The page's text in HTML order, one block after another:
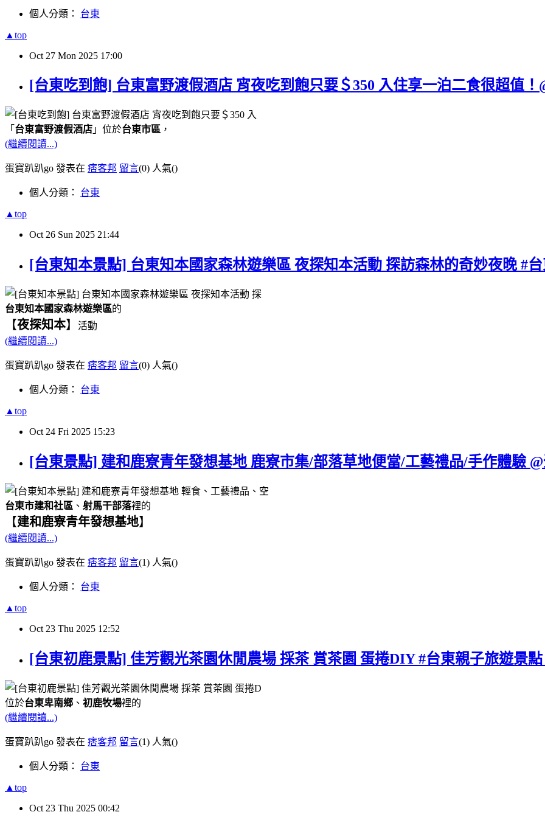
個人分類： 台東
▲top
Oct 27 Mon 2025 17:00
[台東吃到飽] 台東富野渡假酒店 宵夜吃到飽只要＄350 入住享一泊二食很超值！
「 台東富野渡假酒店 」位於台東市區 ，
(繼續閱讀...)
蛋寶趴趴go 發表在 痞客邦 留言(0) 人氣()
個人分類： 台東
▲top
Oct 26 Sun 2025 21:44
[台東知本景點] 台東知本國家森林遊樂區 夜探知本活動 探訪森林的奇妙夜晚 #
台東知本國家森林遊樂區的
【夜探知本】
活動
(繼續閱讀...)
蛋寶趴趴go 發表在 痞客邦 留言(0) 人氣()
個人分類： 台東
▲top
Oct 24 Fri 2025 15:23
[台東景點] 建和鹿寮青年發想基地 鹿寮市集/部落草地便當/工藝禮品/手作體驗
台東市建和社區 、 射馬干部落裡的
【建和鹿寮青年發想基地】
(繼續閱讀...)
蛋寶趴趴go 發表在 痞客邦 留言(1) 人氣()
個人分類： 台東
▲top
Oct 23 Thu 2025 12:52
[台東初鹿景點] 佳芳觀光茶園休閒農場 採茶 賞茶園 蛋捲DIY #台東親子旅遊景點
位於台東卑南鄉 、 初鹿牧場裡的
(繼續閱讀...)
蛋寶趴趴go 發表在 痞客邦 留言(1) 人氣()
個人分類： 台東
▲top
Oct 23 Thu 2025 00:42